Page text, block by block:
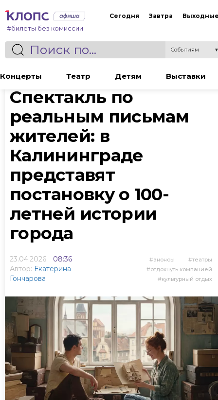
#билеты без комиссии
Сегодня Завтра
Событиям
Концерты Театр Детям Выставки
Статья
Спектакль по
реальным письмам
жителей: в
Калининграде
представят
постановку о 100-
летней истории
города
23.04.2026
08:36
Автор: Екатерина
Гончарова
анонсы
театры
отдохнуть компанией
культурный отдых